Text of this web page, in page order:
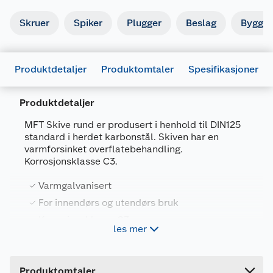
Skruer Spiker Plugger Beslag
Produktdetaljer Produktomtaler Spesifikasjoner
Produktdetaljer
MFT Skive rund er produsert i henhold til DIN125
standard i herdet karbonstål. Skiven har en
varmforsinket overflatebehandling.
Korrosjonsklasse C3.
Varmgalvanisert
For innendørs og utendørs bruk
les mer
Generelt
Leverandørens artikkelnummer